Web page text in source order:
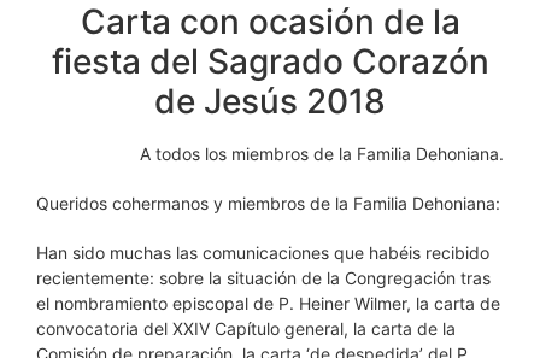
Carta con ocasión de la
fiesta del Sagrado Corazón
de Jesús 2018
A todos los miembros de la Familia Dehoniana.
Queridos cohermanos y miembros de la Familia Dehoniana:
Han sido muchas las comunicaciones que habéis recibido
recientemente: sobre la situación de la Congregación tras
el nombramiento episcopal de P. Heiner Wilmer, la carta de
convocatoria del XXIV Capítulo general, la carta de la
Comisión de preparación, la carta ‘de despedida’ del P.